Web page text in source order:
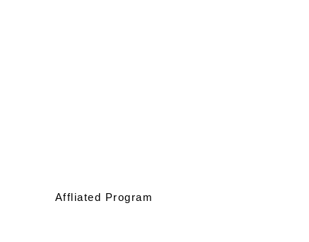
Affliated Program